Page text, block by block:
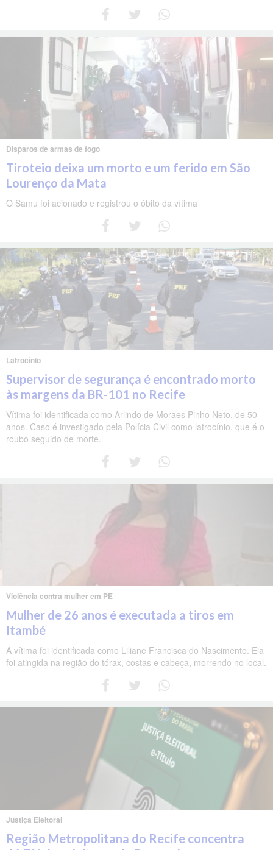
Disparos de armas de fogo
Tiroteio deixa um morto e um ferido em São
Lourenço da Mata
O Samu foi acionado e registrou o óbito da vítima
Latrocínio
Supervisor de segurança é encontrado morto
às margens da BR-101 no Recife
Vítima foi identificada como Arlindo de Moraes Pinho Neto, de 50
anos. Caso é investigado pela Polícia Civil como latrocínio, que é o
roubo seguido de morte.
Violência contra mulher em PE
Mulher de 26 anos é executada a tiros em
Itambé
A vítima foi identificada como Liliane Francisca do Nascimento. Ela
foi atingida na região do tórax, costas e cabeça, morrendo no local.
Justiça Eleitoral
Região Metropolitana do Recife concentra